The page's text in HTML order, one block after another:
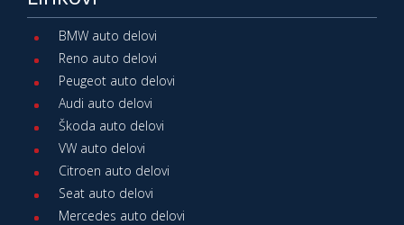
BMW auto delovi
Reno auto delovi
Peugeot auto delovi
Audi auto delovi
Škoda auto delovi
VW auto delovi
Citroen auto delovi
Seat auto delovi
Mercedes auto delovi